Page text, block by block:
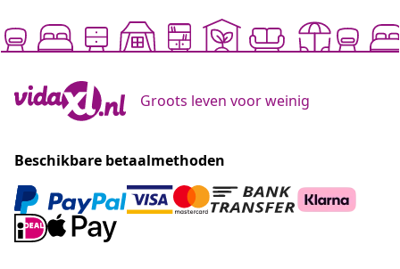
Groots leven voor weinig
Beschikbare betaalmethoden